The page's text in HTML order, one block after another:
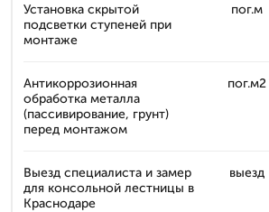
Установка скрытой
подсветки ступеней при
монтаже
пог.м
Антикоррозионная
обработка металла
(пассивирование, грунт)
перед монтажом
пог.м2
Выезд специалиста и замер
для консольной лестницы в
Краснодаре
выезд